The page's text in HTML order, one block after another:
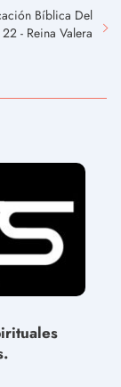
Bíblica Del
- Reina Valera